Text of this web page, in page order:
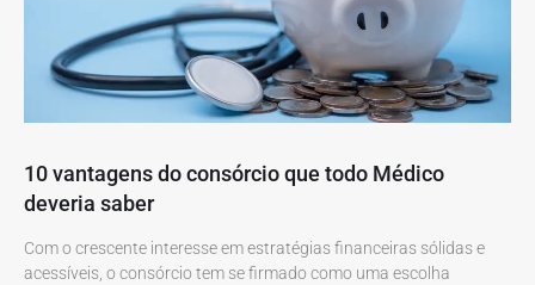
10 vantagens do consórcio que todo Médico
deveria saber
Com o crescente interesse em estratégias financeiras sólidas e
acessíveis, o consórcio tem se firmado como uma escolha